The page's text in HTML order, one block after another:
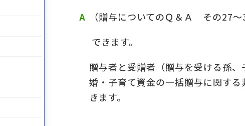
（贈与についてのＱ＆Ａ その27～
できます。
贈与者と受贈者（贈与を受ける孫
婚・子育て資金の一括贈与に関す
きます。